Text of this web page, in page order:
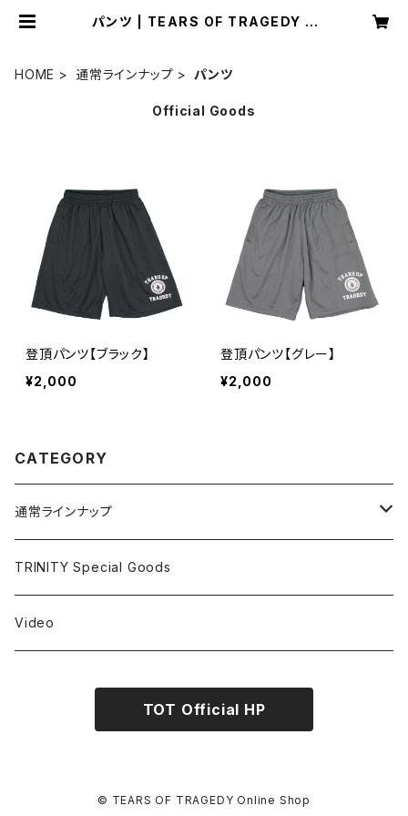
パンツ | TEARS OF TRAGEDY O
HOME 通常ラインナップ パンツ
Official Goods
登頂パンツ【ブラック】
¥2,000
登頂パンツ【グレー】
¥2,000
CATEGORY
通常ラインナップ
Tシャツ
パーカー
TRINITY Special Goods
Video
TOT Official HP
© TEARS OF TRAGEDY Online Shop